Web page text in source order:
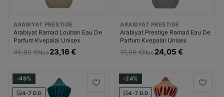
ARABIYAT PRESTIGE
Arabiyat Ramad Louban Eau De
Parfum Kvepalai Unisex
45,60 €Nuo 23,16 €
ARABIYAT PRESTIGE
Arabiyat Prestige Ramad Eau De
Parfum Kvepalai Unisex
31,96 €Nuo 24,05 €
-49%
4-7 D.D
-24%
4-7 D.D